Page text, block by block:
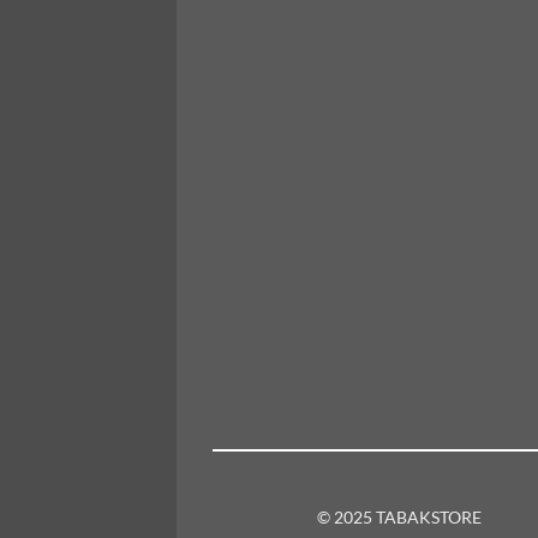
© 2025 TABAKSTORE